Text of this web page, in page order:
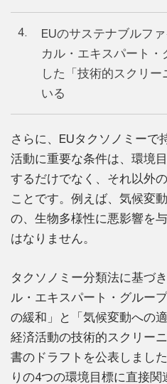
4.
EUのサステナブルフ
カル・エキスパート
した「技術的スクリ
いる
さらに、EUタクソノミーで
活動に重要な条件は、環境
するだけでなく、それ以外
ことです。例えば、気候変
の、生物多様性に悪影響を
はなりません。
タクソノミー分類法に基づ
ル・エキスパート・グルー
の緩和」と「気候変動への
経済活動の技術的スクリー
書のドラフトを公表しまし
りの4つの環境目標に直接